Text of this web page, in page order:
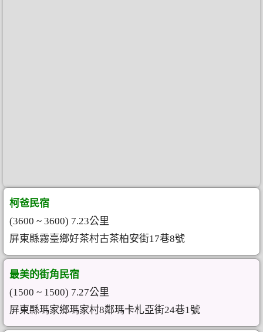
柯爸民宿
(3600 ~ 3600) 7.23公里
屏東縣霧臺鄉好茶村古茶柏安街17巷8號
最美的街角民宿
(1500 ~ 1500) 7.27公里
屏東縣瑪家鄉瑪家村8鄰瑪卡札亞街24巷1號